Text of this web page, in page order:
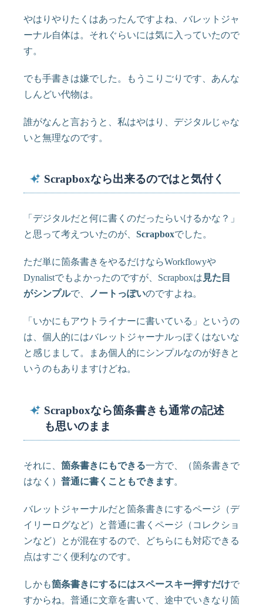
やはりやりたくはあったんですよね、バレットジャ
ーナル自体は。それぐらいには気に入っていたので
す。
でも手書きは嫌でした。もうこりごりです、あんな
しんどい代物は。
誰がなんと言おうと、私はやはり、デジタルじゃな
いと無理なのです。
Scrapboxなら出来るのではと気付く
「デジタルだと何に書くのだったらいけるかな？」
と思って考えついたのが、 Scrapboxでした。
ただ単に箇条書きをやるだけならWorkflowyや
Dynalistでもよかったのですが、Scrapboxは 見た目
がシンプルで、 ノートっぽいのですよね。
「いかにもアウトライナーに書いている」というの
は、個人的にはバレットジャーナルっぽくはないな
と感じまして。まあ個人的にシンプルなのが好きと
いうのもありますけどね。
Scrapboxなら箇条書きも通常の記述
も思いのまま
それに、 箇条書きにもできる一方で、（箇条書きで
はなく） 普通に書くこともできます。
バレットジャーナルだと箇条書きにするページ（デ
イリーログなど）と普通に書くページ（コレクショ
ンなど）とが混在するので、どちらにも対応できる
点はすごく便利なのです。
しかも箇条書きにするにはスペースキー押すだけで
すからね。普通に文章を書いて、途中でいきなり箇